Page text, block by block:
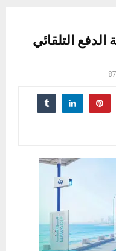
التلقائي
87